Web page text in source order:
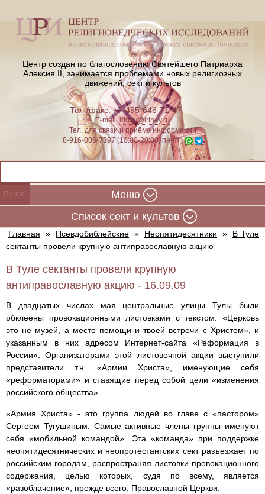
Центр создан по благословению Святейшего Патриарха
Алексия II, занимается проблемами новых религиозных
движений, сект и культов
Тел./факс: +7-495-646-71-47
E-mail:iriney@iriney.ru
Тел. для связи и приёма информации
8-916-005-7397 (10:00-20:00, пн-пт)
Меню
Cписок сект и культов
Главная » Псевдобиблейские » Неопятидесятники »
В Туле
сектанты провели крупную антиправославную акцию
В Туле сектанты провели крупную
антиправославную акцию - 16.09.09
В двадцатых числах мая центральные улицы Тулы были
обклеены провокационными листовками с текстом: «Церковь
это не музей, а место помощи и твоей встречи с Христом», и
указанным в них адресом Интернет-сайта «Реформация в
России». Организаторами этой листовочной акции выступили
представители т.н. «Армии Христа», именующие себя
«реформаторами» и ставящие перед собой цели «изменения
российского общества».
«Армия Христа» - это группа людей во главе с «пастором»
Сергеем Тугушиным. Самые активные члены группы именуют
себя «мобильной командой». Эта «команда» при поддержке
неопятидесятнических и неопротестантских сект разъезжает по
российским городам, распространяя листовки провокационного
содержания, целью которых, судя по всему, является
«разоблачение», прежде всего, Православной Церкви.